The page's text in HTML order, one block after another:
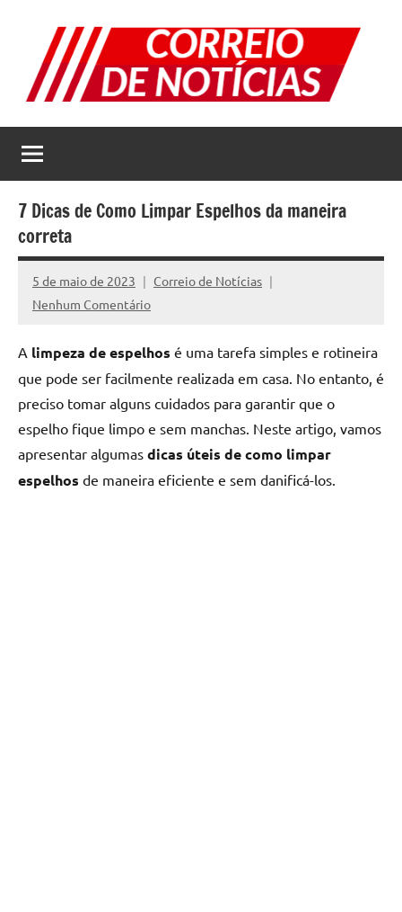
conteúdo
Correio
de
Notícias
as
melhores
notícias
internet
7 Dicas de Como Limpar Espelhos da maneira
correta
5 de maio de 2023
Correio de Notícias
Nenhum Comentário
A limpeza de espelhos é uma tarefa simples e rotineira
que pode ser facilmente realizada em casa. No entanto, é
preciso tomar alguns cuidados para garantir que o
espelho fique limpo e sem manchas. Neste artigo, vamos
apresentar algumas dicas úteis de como limpar
espelhos de maneira eficiente e sem danificá-los.